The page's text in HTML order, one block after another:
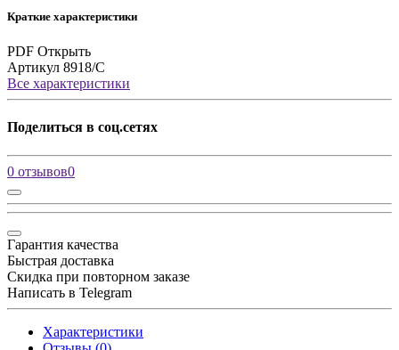
Краткие характеристики
PDF Открыть
Артикул 8918/C
Все характеристики
Поделиться в соц.сетях
0 отзывов0
Гарантия качества
Быстрая доставка
Скидка при повторном заказе
Написать в Telegram
Характеристики